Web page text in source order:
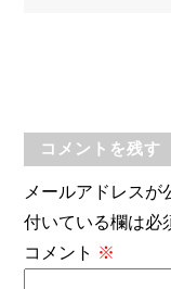
コメントを残す
メールアドレスが
付いている欄は必
コメント ※